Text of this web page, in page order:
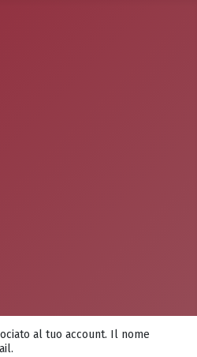
al tuo account. Il nome